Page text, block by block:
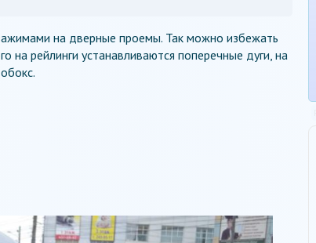
на дверные проемы. Так можно избежать
на рейлинги устанавливаются поперечные дуги, на